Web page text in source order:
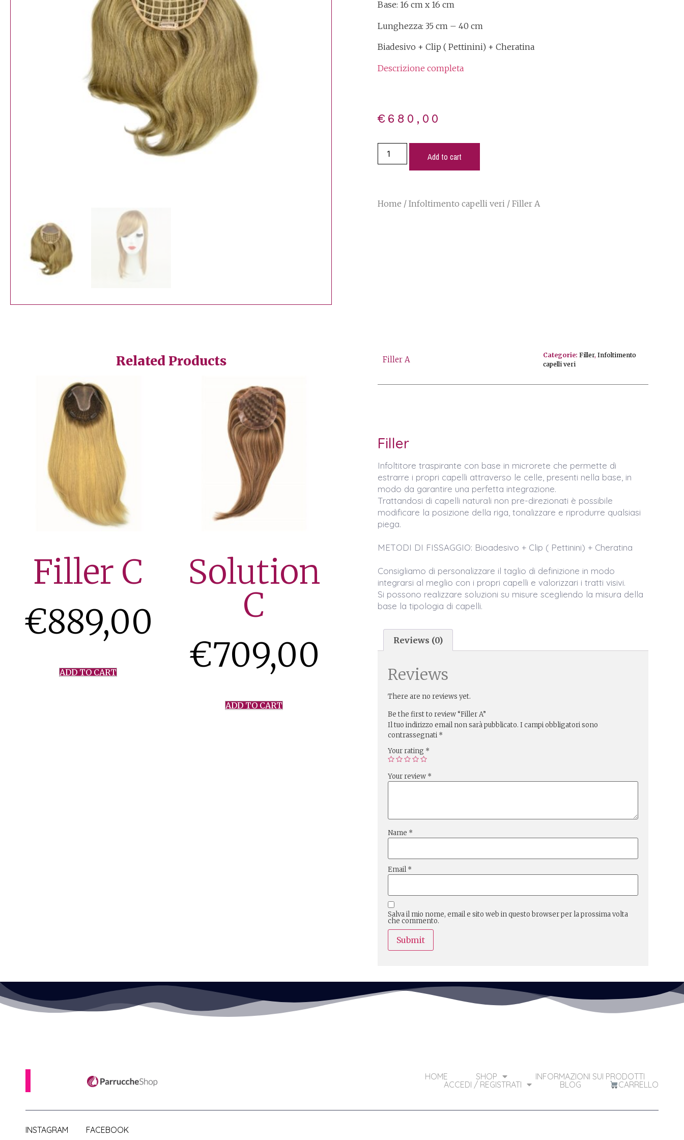
Base: 16 cm x 16 cm
Lunghezza: 35 cm – 40 cm
Biadesivo + Clip ( Pettinini) + Cheratina
Descrizione completa
€ 680,00
Add to cart
Home / Infoltimento capelli veri / Filler A
Related Products
Filler C
€889,00
ADD TO CART
Solution
C
€709,00
ADD TO CART
Filler A Categorie: Filler,Infoltimento
capelli veri
Filler
Infoltitore traspirante con base in microrete che permette di
estrarre i propri capelli attraverso le celle, presenti nella base, in
modo da garantire una perfetta integrazione.
Trattandosi di capelli naturali non pre-direzionati è possibile
modificare la posizione della riga, tonalizzare e riprodurre qualsiasi
piega.
METODI DI FISSAGGIO: Bioadesivo + Clip ( Pettinini) + Cheratina
Consigliamo di personalizzare il taglio di definizione in modo
integrarsi al meglio con i propri capelli e valorizzari i tratti visivi.
Si possono realizzare soluzioni su misure scegliendo la misura della
base la tipologia di capelli.
Reviews (0)
Reviews
There are no reviews yet.
Be the first to review “Filler A”
Il tuo indirizzo email non sarà pubblicato. I campi obbligatori sono
contrassegnati *
Your rating *
Your review *
Name *
Email*
Salva il mio nome, email e sito web in questo browser per la prossima volta
che commento.
HOME SHOP
INFORMAZIONI SUI PRODOTTI
ACCEDI / REGISTRATI
BLOG CARRELLO
INSTAGRAM FACEBOOK